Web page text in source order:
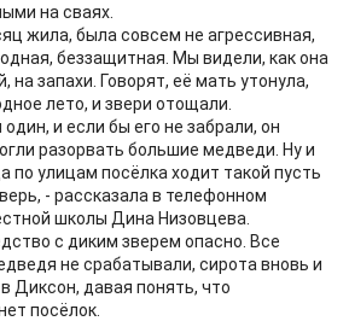
на сваях.
жила, была совсем не агрессивная,
беззащитная. Мы видели, как она
на запахи. Говорят, её мать утонула,
лето, и звери отощали.
и если бы его не забрали, он
разорвать большие медведи. Ну и
по улицам посёлка ходит такой пусть
- рассказала в телефонном
школы Дина Низовцева.
с диким зверем опасно. Все
не срабатывали, сирота вновь и
Диксон, давая понять, что
посёлок.